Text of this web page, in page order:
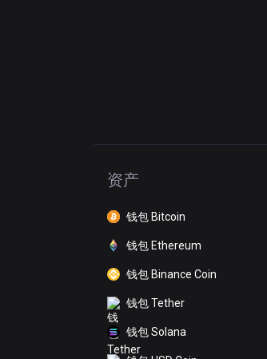
资产
钱包 Bitcoin
钱包 Ethereum
钱包 Binance Coin
钱包 Tether
钱包 Solana